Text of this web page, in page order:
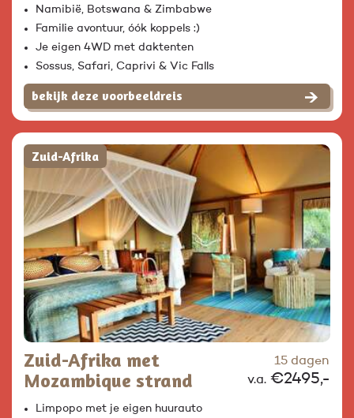
Namibië, Botswana & Zimbabwe
Familie avontuur, óók koppels :)
Je eigen 4WD met daktenten
Sossus, Safari, Caprivi & Vic Falls
bekijk deze voorbeeldreis
Zuid-Afrika
Zuid-Afrika met
Mozambique strand
15 dagen
v.a. €2495,-
Limpopo met je eigen huurauto